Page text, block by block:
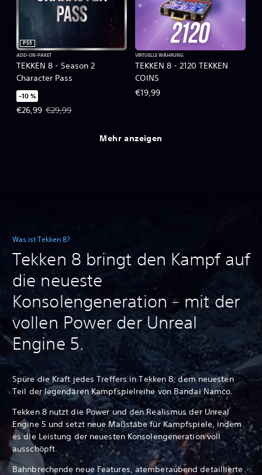
TEKKEN 8 - Season 2
Character Pass
PS5
ADD-ON-PAKET
–10 %
€26,99
Angebotspreis: €26,99 Ursprünglicher Preis: €29,99
€29,99
TEKKEN 8 - 2120 TEKKEN
COINS
VIRTUELLE WÄHRUNG
€19,99
Mehr anzeigen
Was ist Tekken 8?
Tekken 8 bringt den Kampf auf
die neueste
Konsolengeneration – mit der
vollen Power der Unreal
Engine 5.
Spüre die Kraft jedes Treffers in Tekken 8, dem neuesten
Teil der legendären Kampfspielreihe von Bandai Namco.
Tekken 8 nutzt die Power und den Realismus der Unreal
Engine 5 und setzt neue Maßstäbe für Kampfspiele, indem
es die Leistung der neuesten Konsolengeneration voll
ausschöpft.
Bahnbrechende neue Features, atemberaubend detaillierte